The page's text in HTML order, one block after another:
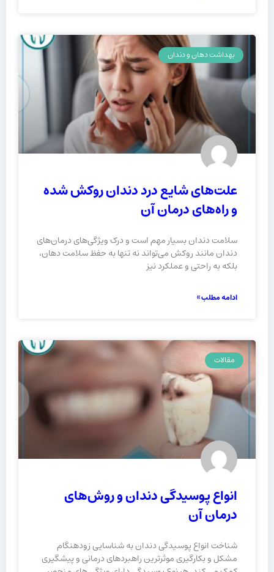
بهداشت دهان و دندان
علت‌های شایع درد دندان روکش شده
و راه‌های درمان آن
سلامت دندان بسیار مهم است و درک ویژگی‌های درمان‌های
دندان مانند روکش می‌تواند نه تنها به حفظ سلامت دهان،
بلکه به راحتی و عملکرد نیز
ادامه مطلب »
مقالات
انواع پوسیدگی دندان و روش‌های
درمان آن
شناخت انواع پوسیدگی دندان به شناسایی زودهنگام
مشکل و بکارگیری موثرترین راهبردهای درمانی و پیشگیری